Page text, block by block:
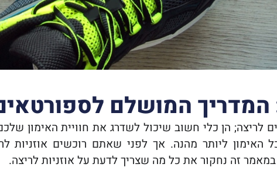
המדריך המושלם
לריצה; הן כלי חשוב שיכול לשדרג את חוויית האימון
האימון ליותר מהנה. אך לפני שאתם רוכשים אוזניות
זה נחקור את כל מה שצריך לדעת על אוזניות לריצה.